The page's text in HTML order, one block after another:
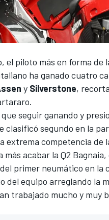
el piloto más en forma de
ha ganado cuatro
y Silverstone,
.
seguir ganando y
clasificó segundo en la
extrema competencia de
acabar la Q2
primer neumático en la
del equipo arreglando la
trabajado mucho y muy